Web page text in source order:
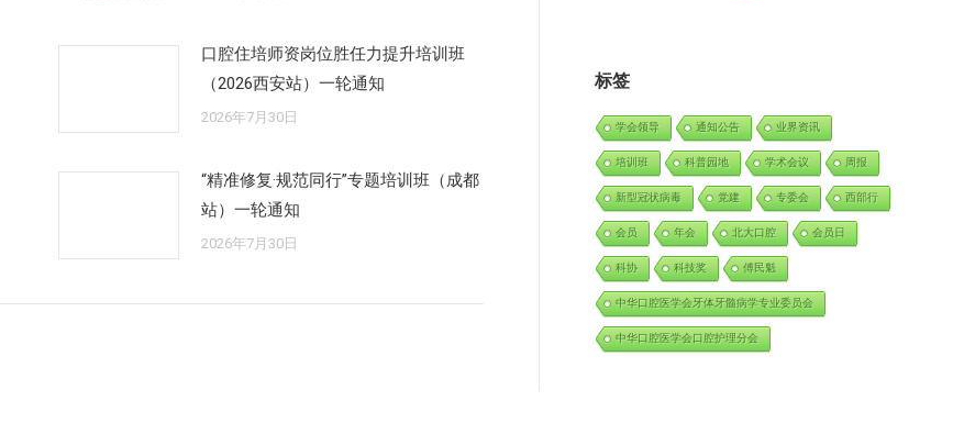
口腔住培师资岗位胜任力提升培训班
（2026西安站）一轮通知
2026年7月30日
“精准修复·规范同行”专题培训班（成都
站）一轮通知
2026年7月30日
标签
学会领导 通知公告 业界资讯
培训班 科普园地 学术会议 周报
新型冠状病毒 党建 专委会 西部行
会员 年会 北大口腔 会员日
科协 科技奖 傅民魁
中华口腔医学会牙体牙髓病学专业委员会
中华口腔医学会口腔护理分会